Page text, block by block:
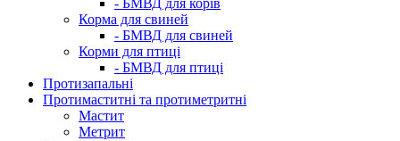
- БМВД для корів
Корма для свиней
- БМВД для свиней
Корми для птиці
- БМВД для птиці
Протизапальні
Протимаститні та протиметритні
Мастит
Метрит